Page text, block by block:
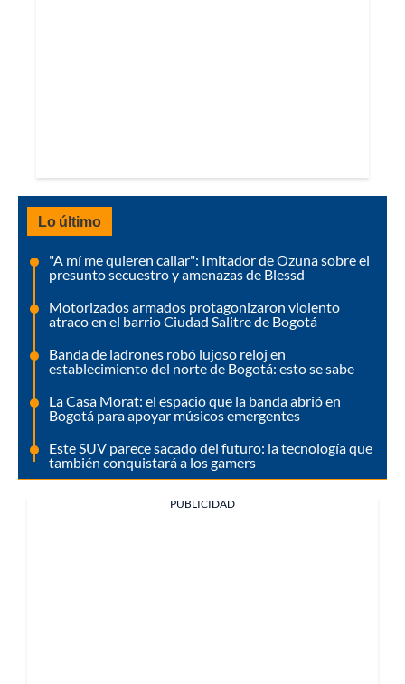
Lo último
"A mí me quieren callar": Imitador de Ozuna sobre el
presunto secuestro y amenazas de Blessd
Motorizados armados protagonizaron violento
atraco en el barrio Ciudad Salitre de Bogotá
Banda de ladrones robó lujoso reloj en
establecimiento del norte de Bogotá: esto se sabe
La Casa Morat: el espacio que la banda abrió en
Bogotá para apoyar músicos emergentes
Este SUV parece sacado del futuro: la tecnología que
también conquistará a los gamers
PUBLICIDAD